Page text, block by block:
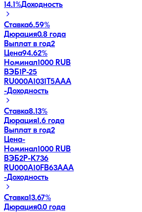
14.1%Доходность
Ставка6.59%
Дюрация0.8 года
Выплат в год2
Цена94.62%
Номинал1000 RUB
ВЭБ1P-25
RU000A1031T5AAA
-Доходность
Ставка8.13%
Дюрация1.6 года
Выплат в год2
Цена-
Номинал1000 RUB
ВЭБ2Р-К736
RU000A10FB63AAA
-Доходность
Ставка13.67%
Дюрация0.0 года